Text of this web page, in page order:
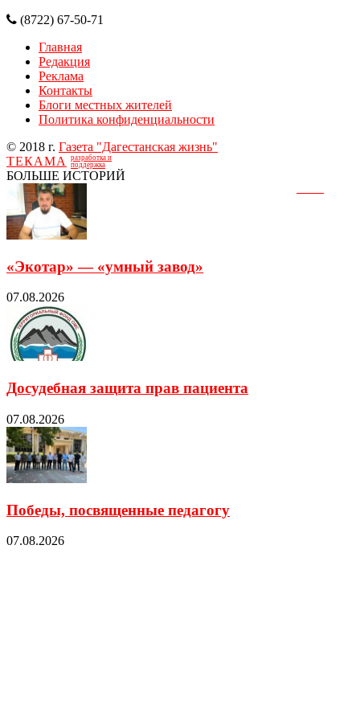
(8722) 67-50-71
Главная
Редакция
Реклама
Контакты
Блоги местных жителей
Политика конфиденциальности
© 2018 г. Газета "Дагестанская жизнь"
ТЕКАМА
разработка и
поддержка
БОЛЬШЕ ИСТОРИЙ
«Экотар» — «умный завод»
07.08.2026
Досудебная защита прав пациента
07.08.2026
Победы, посвященные педагогу
07.08.2026